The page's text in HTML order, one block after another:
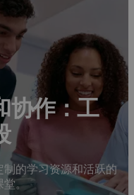
协作：工
的学习资源和活跃的
堂。